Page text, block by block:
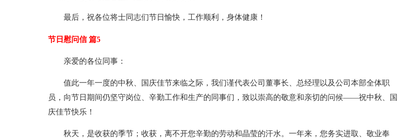
最后，祝各位将士同志们节日愉快，工作顺利，身体健康！
节日慰问信 篇5
亲爱的各位同事：
值此一年一度的中秋、国庆佳节来临之际，我们谨代表公司董事长、总经理以及公司本部全体职
员，向节日期间仍坚守岗位、辛勤工作和生产的同事们，致以崇高的敬意和亲切的问候——祝中秋、国
庆佳节快乐！
秋天，是收获的季节；收获，离不开您辛勤的劳动和晶莹的汗水。一年来，您务实进取、敬业奉